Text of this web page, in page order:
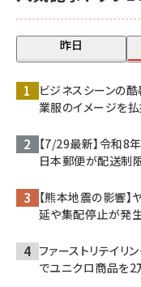
昨日
ビジネスシーンの酷
業服のイメージを払
【7/29最新】令和8
日本郵便が配送制
【熊本地震の影響
延や集配停止が発
ファーストリテイ
でユニクロ商品を2